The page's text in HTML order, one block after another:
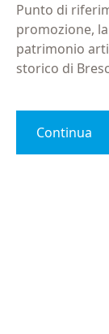
Punto di
promozione,
patrimonio
storico di
Continua